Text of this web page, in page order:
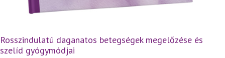
Rosszindulatú daganatos betegségek megelőzése és
szelíd gyógymódjai